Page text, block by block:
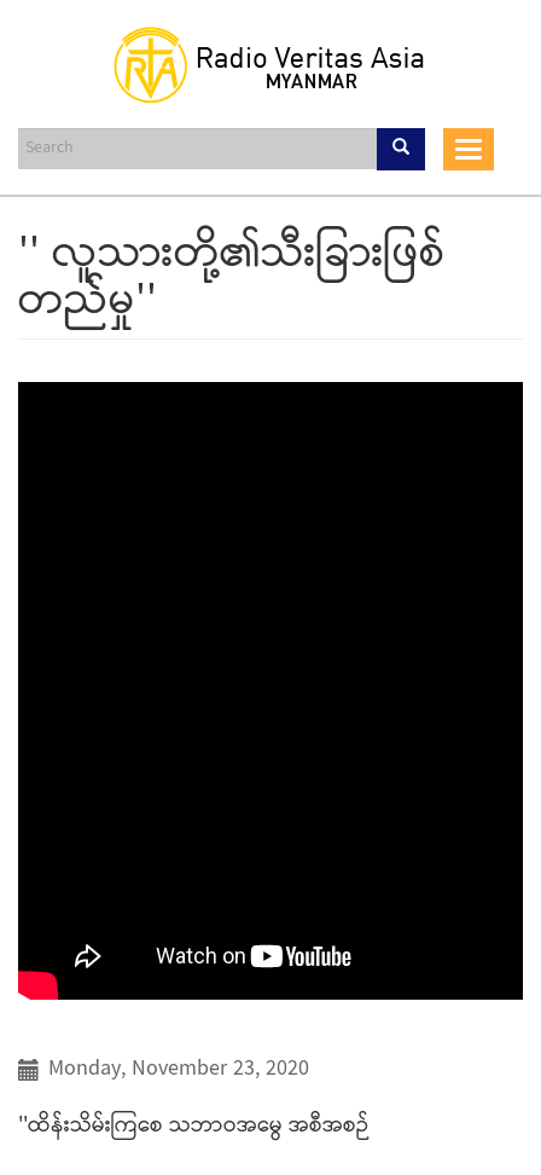
content
Toggle
'' လူသားတို့၏သီးခြားဖြစ်
တည်မှု''
Monday, November 23, 2020
''ထိန်းသိမ်းကြစေ သဘာဝအမွေ အစီအစဉ်